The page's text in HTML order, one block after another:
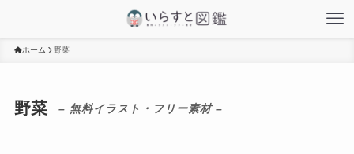
ホーム 野菜
野菜 – 無料イラスト・フリー素材 –